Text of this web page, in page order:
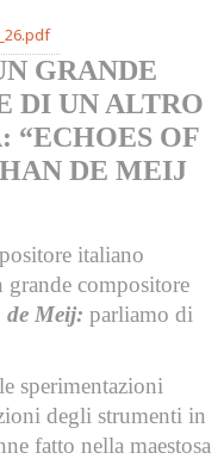
GRANDE
DI UN ALTRO
“ECHOES OF
DE MEIJ
italiano
grande compositore
Meij: parliamo di
sperimentazioni
degli strumenti in
fatto nella maestosa